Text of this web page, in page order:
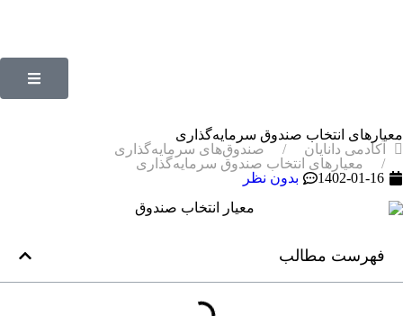
معیارهای انتخاب صندوق سرمایه‌گذاری
آکادمی دانایان
صندوق‌های سرمایه‌گذاری
معیارهای انتخاب صندوق سرمایه‌گذاری
1402-01-16
بدون نظر
فهرست مطالب